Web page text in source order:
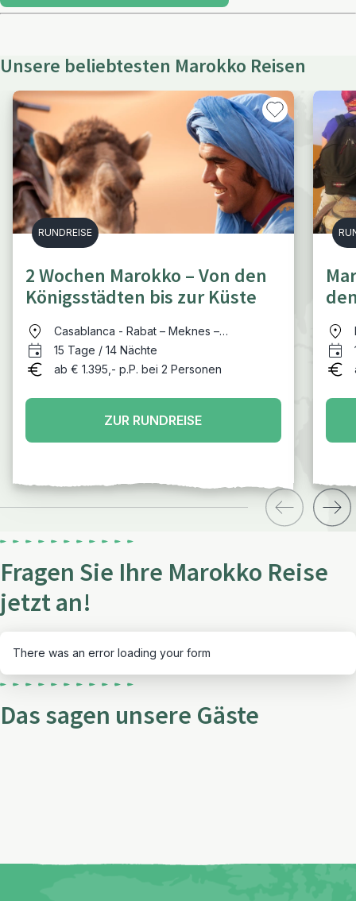
Unsere beliebtesten Marokko Reisen
RUNDREISE
2 Wochen Marokko – Von den
Königsstädten bis zur Küste
Casablanca - Rabat – Meknes –
Volubilis/Moulay Idriss – Fes – Erfoud –
Wüste – Dades-Schlucht – Ait Benhaddou –
15 Tage / 14 Nächte
ab € 1.395,- p.P. bei 2 Personen
ZUR RUNDREISE
Fragen Sie Ihre Marokko Reise
jetzt an!
There was an error loading your form
Das sagen unsere Gäste